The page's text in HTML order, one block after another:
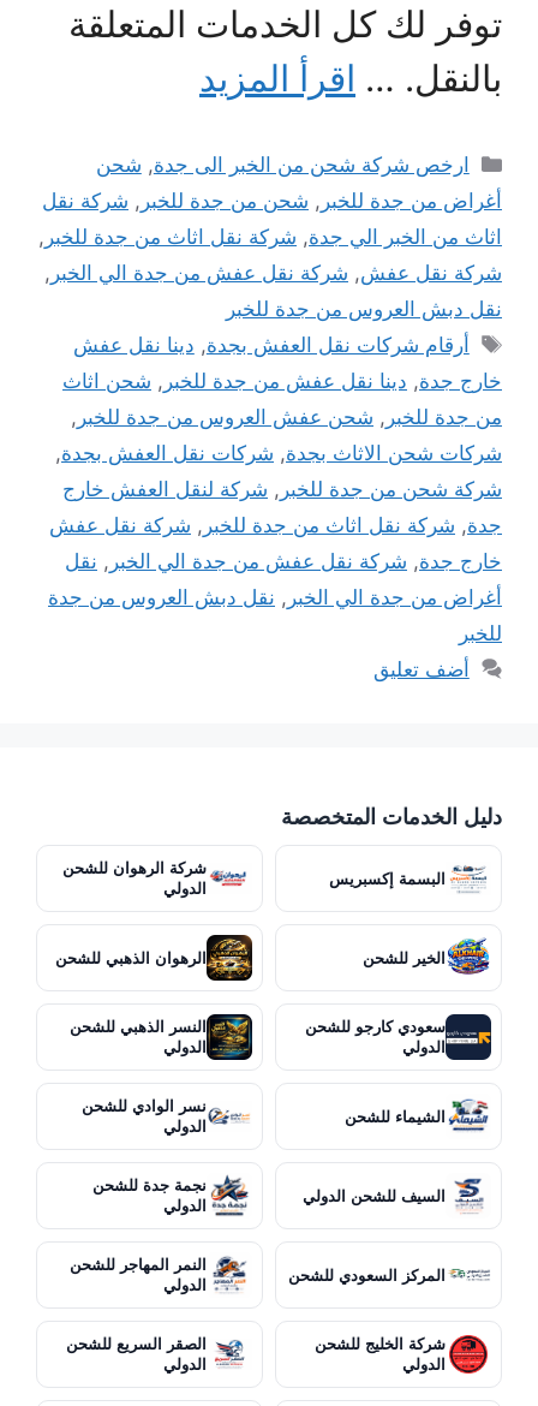
توفر لك كل الخدمات المتعلقة
بالنقل. … اقرأ المزيد
التصنيفات
ارخص شركة شحن من الخبر الى جدة, شحن
أغراض من جدة للخبر , شحن من جدة للخبر , شركة نقل
اثاث من الخبر الي جدة, شركة نقل اثاث من جدة للخبر ,
شركة نقل عفش, شركة نقل عفش من جدة الي الخبر ,
نقل دبش العروس من جدة للخبر
الوسوم
أرقام شركات نقل العفش بجدة, دينا نقل عفش
خارج جدة, دينا نقل عفش من جدة للخبر , شحن اثاث
من جدة للخبر , شحن عفش العروس من جدة للخبر ,
شركات شحن الاثاث بجدة, شركات نقل العفش بجدة,
شركة شحن من جدة للخبر , شركة لنقل العفش خارج
جدة, شركة نقل اثاث من جدة للخبر , شركة نقل عفش
خارج جدة, شركة نقل عفش من جدة الي الخبر , نقل
أغراض من جدة الي الخبر , نقل دبش العروس من جدة
للخبر
أضف تعليق
دليل الخدمات المتخصصة
البسمة إكسبريس
شركة الرهوان للشحن
الدولي
الخير للشحن الرهوان الذهبي للشحن
سعودي كارجو للشحن
الدولي
النسر الذهبي للشحن
الدولي
الشيماء للشحن
نسر الوادي للشحن
الدولي
السيف للشحن الدولي
نجمة جدة للشحن
الدولي
المركز السعودي للشحن
النمر المهاجر للشحن
الدولي
شركة الخليج للشحن
الدولي
الصقر السريع للشحن
الدولي